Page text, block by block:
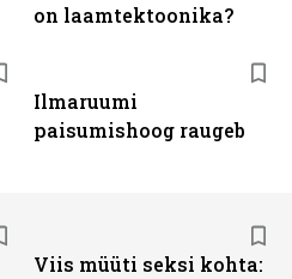
on laamtektoonika?
Ilmaruumi
paisumishoog raugeb
Viis müüti seksi kohta: